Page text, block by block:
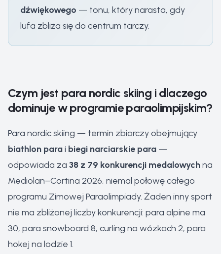
dźwiękowego — tonu, który narasta, gdy
lufa zbliża się do centrum tarczy.
Czym jest para nordic skiing i dlaczego
dominuje w programie paraolimpijskim?
Para nordic skiing — termin zbiorczy obejmujący
biathlon parai biegi narciarskie para —
odpowiada za 38 z 79 konkurencji medalowychna
Mediolan–Cortina 2026, niemal połowę całego
programu Zimowej Paraolimpiady. Żaden inny sport
nie ma zbliżonej liczby konkurencji: para alpine ma
30, para snowboard 8, curling na wózkach 2, para
hokej na lodzie 1.